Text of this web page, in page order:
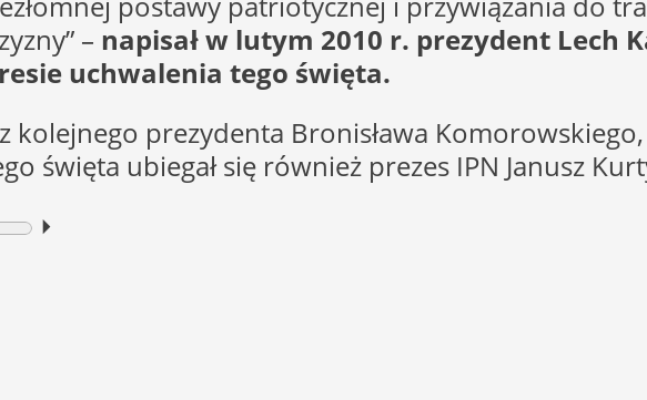
– napisał w lutym 2010 r. prezydent Lech
uchwalenia tego święta.
kolejnego prezydenta Bronisława
święta ubiegał się również prezes IPN Janusz
⏵︎